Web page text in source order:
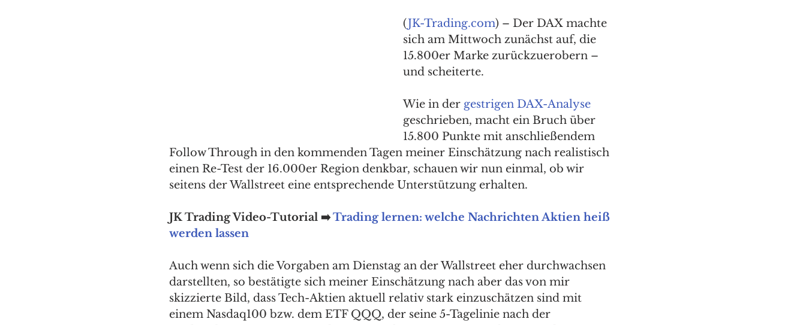
(JK-Trading.com) – Der DAX machte
sich am Mittwoch zunächst auf, die
15.800er Marke zurückzuerobern –
und scheiterte.
Wie in der gestrigen DAX-Analyse
geschrieben, macht ein Bruch über
15.800 Punkte mit anschließendem
Follow Through in den kommenden Tagen meiner Einschätzung nach realistisch
einen Re-Test der 16.000er Region denkbar, schauen wir nun einmal, ob wir
seitens der Wallstreet eine entsprechende Unterstützung erhalten.
JK Trading Video-Tutorial ➡️ Trading lernen: welche Nachrichten Aktien heiß
werden lassen
Auch wenn sich die Vorgaben am Dienstag an der Wallstreet eher durchwachsen
darstellten, so bestätigte sich meiner Einschätzung nach aber das von mir
skizzierte Bild, dass Tech-Aktien aktuell relativ stark einzuschätzen sind mit
einem Nasdaq100 bzw. dem ETF QQQ, der seine 5-Tagelinie nach der